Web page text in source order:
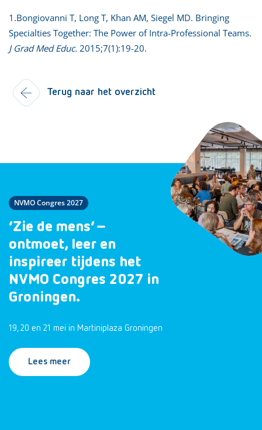
1.Bongiovanni T, Long T, Khan AM, Siegel MD. Bringing
Specialties Together: The Power of Intra-Professional Teams.
J Grad Med Educ. 2015;7(1):19-20.
Terug naar het overzicht
NVMO Congres 2027
‘Zie de mens’ –
ontmoet, leer en
inspireer tijdens het
NVMO Congres 2027 in
Groningen.
19, 20 en 21 mei in Martiniplaza Groningen
Lees meer